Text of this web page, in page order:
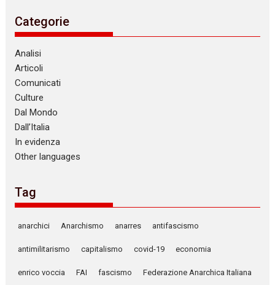
Categorie
Analisi
Articoli
Comunicati
Culture
Dal Mondo
Dall’Italia
In evidenza
Other languages
Tag
anarchici Anarchismo anarres antifascismo
antimilitarismo capitalismo covid-19 economia
enrico voccia FAI fascismo Federazione Anarchica Italiana